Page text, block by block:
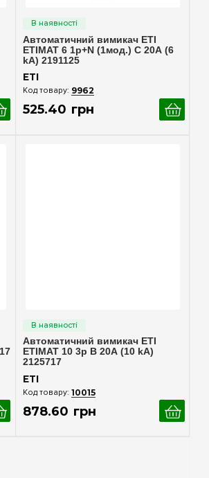
Автоматичний вимикач ETI
ETIMAT 6 1p+N (1мод.) С 20А (6
kA) 2191125
ETI
9962
525.40 грн
Автоматичний вимикач ETI
ETIMAT 10 3p B 20А (10 kA)
2125717
ETI
10015
878.60 грн